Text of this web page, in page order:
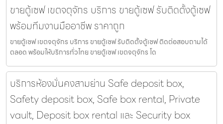
ขายตู้เซฟ เขตจตุจักร บริการ ขายตู้เซฟ รับติดตั้งตู้เซฟ
พร้อมทีมงานมืออาชีพ ราคาถูก
ขายตู้เซฟ เขตจตุจักร บริการ ขายตู้เซฟ รับติดตั้งตู้เซฟ ติดต่อสอบถามได้
ตลอด พร้อมให้บริการทั่วไทย ขายตู้เซฟ เขตจตุจักร โด
บริการห้องมั่นคงสามย่าน Safe deposit box,
Safety deposit box, Safe box rental, Private
vault, Deposit box rental และ Security box